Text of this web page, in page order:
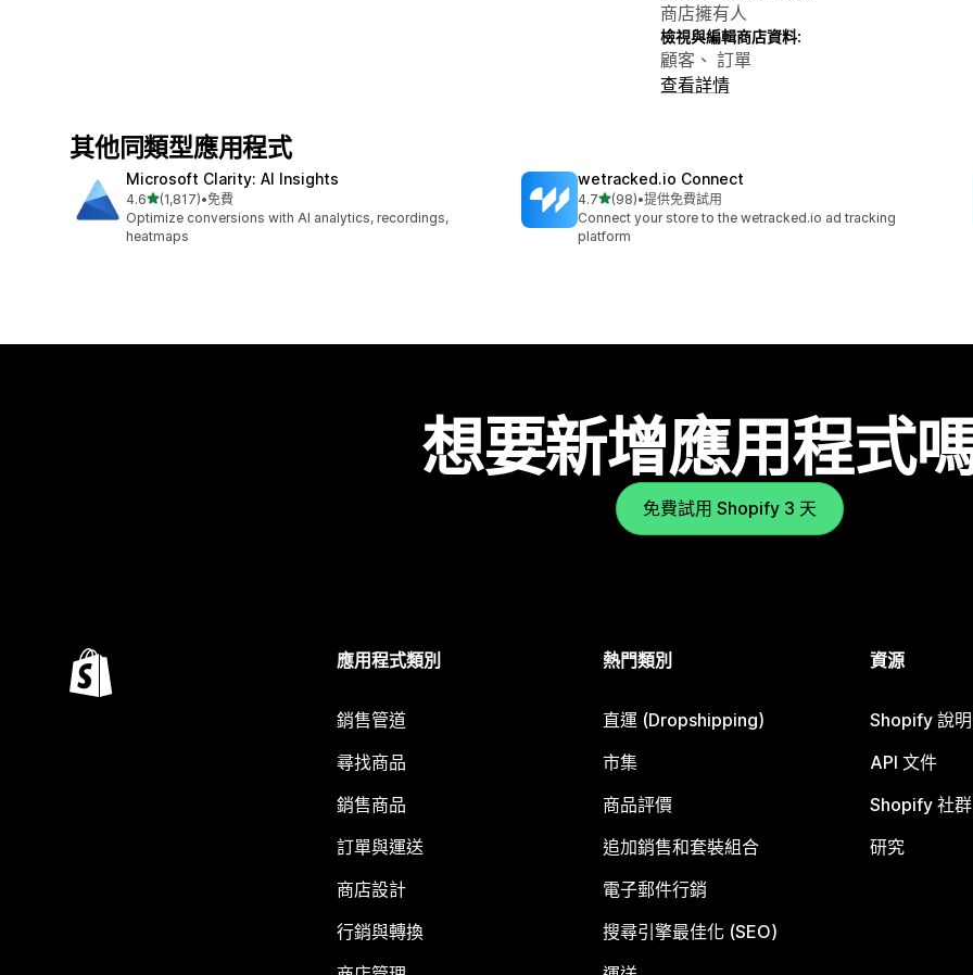
商店擁有人
檢視與編輯商店資料:
顧客、 訂單
查看詳情
其他同類型應用程式
Microsoft Clarity: AI Insights
4.6滿分 5 顆星
(1,817)
共有 1817 則評價
•免費
Optimize conversions with AI analytics, recordings,
heatmaps
wetracked.io Connect
4.7滿分 5 顆星
(98)
共有 98 則評價
•提供免費試用
Connect your store to the wetracked.io ad tracking
platform
想要新增應用程式
免費試用 Shopify 3 天
應用程式類別
銷售管道
尋找商品
銷售商品
訂單與運送
商店設計
行銷與轉換
熱門類別
直運 (Dropshipping)
市集
商品評價
追加銷售和套裝組合
電子郵件行銷
搜尋引擎最佳化 (SEO)
資源
Shopify 說
API 文件
Shopify 社群
研究